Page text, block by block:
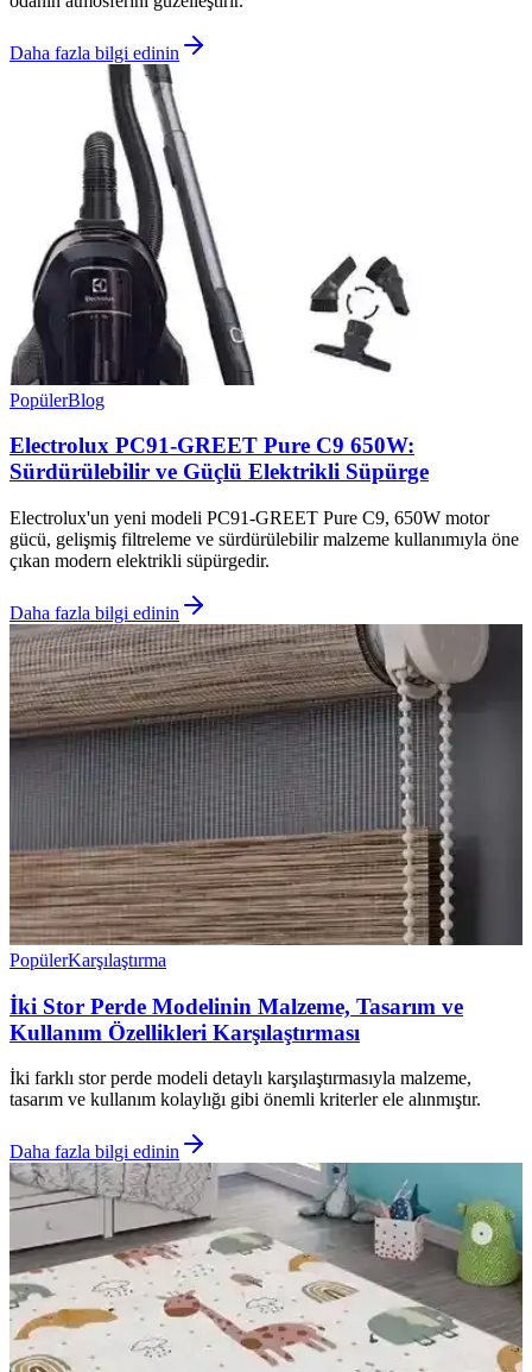
Daha fazla bilgi edinin
PopülerBlog
Electrolux PC91-GREET Pure C9 650W:
Sürdürülebilir ve Güçlü Elektrikli Süpürge
Electrolux'un yeni modeli PC91-GREET Pure C9, 650W motor
gücü, gelişmiş filtreleme ve sürdürülebilir malzeme kullanımıyla öne
çıkan modern elektrikli süpürgedir.
Daha fazla bilgi edinin
PopülerKarşılaştırma
İki Stor Perde Modelinin Malzeme, Tasarım ve
Kullanım Özellikleri Karşılaştırması
İki farklı stor perde modeli detaylı karşılaştırmasıyla malzeme,
tasarım ve kullanım kolaylığı gibi önemli kriterler ele alınmıştır.
Daha fazla bilgi edinin